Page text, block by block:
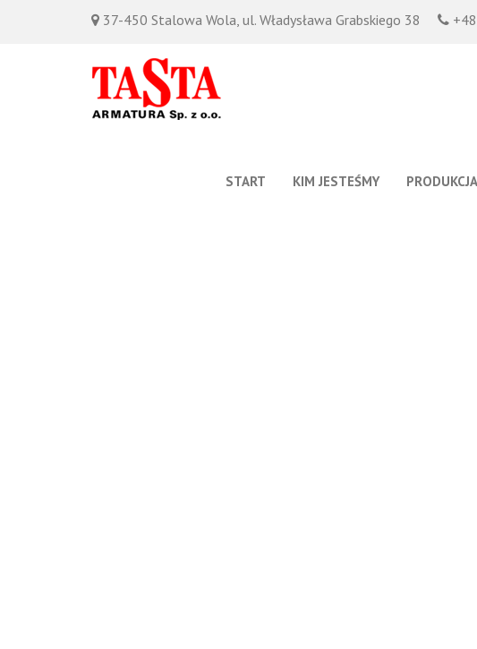
37-450 Stalowa Wola, ul. Władysława Grabskiego 38
START KIM JESTEŚMY PRODUKCJA